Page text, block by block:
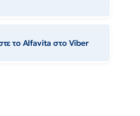
το Αlfavita στο Viber